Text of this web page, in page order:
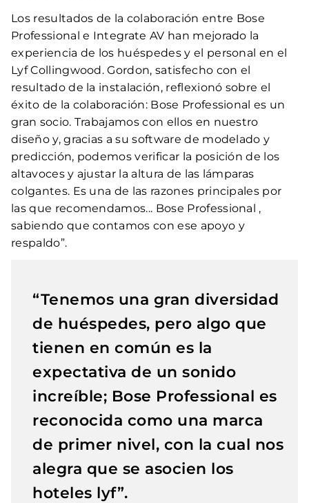
Los resultados de la colaboración entre Bose
Professional e Integrate AV han mejorado la
experiencia de los huéspedes y el personal en el
Lyf Collingwood. Gordon, satisfecho con el
resultado de la instalación, reflexionó sobre el
éxito de la colaboración: Bose Professional es un
gran socio. Trabajamos con ellos en nuestro
diseño y, gracias a su software de modelado y
predicción, podemos verificar la posición de los
altavoces y ajustar la altura de las lámparas
colgantes. Es una de las razones principales por
las que recomendamos... Bose Professional ,
sabiendo que contamos con ese apoyo y
respaldo”.
“Tenemos una gran diversidad
de huéspedes, pero algo que
tienen en común es la
expectativa de un sonido
increíble; Bose Professional es
reconocida como una marca
de primer nivel, con la cual nos
alegra que se asocien los
hoteles lyf”.